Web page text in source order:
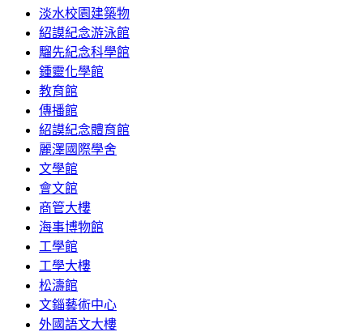
淡水校園建築物
紹謨紀念游泳館
騮先紀念科學館
鍾靈化學館
教育館
傳播館
紹謨紀念體育館
麗澤國際學舍
文學館
會文館
商管大樓
海事博物館
工學館
工學大樓
松濤館
文錙藝術中心
外國語文大樓